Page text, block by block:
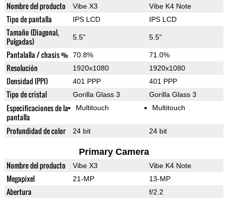
Nombre del producto Vibe X3 Vibe K4 Note
Tipo de pantalla IPS LCD IPS LCD
Tamaño (Diagonal,
Pulgadas)
5.5" 5.5"
Pantalalla / chasis % 70.8% 71.0%
Resolución 1920x1080 1920x1080
Densidad (PPI) 401 PPP 401 PPP
Tipo de cristal Gorilla Glass 3 Gorilla Glass 3
Especificaciones de la
pantalla
Multitouch Multitouch
Profundidad de color 24 bit 24 bit
Primary Camera
Nombre del producto Vibe X3 Vibe K4 Note
Megapixel 21-MP 13-MP
Abertura f/2.2